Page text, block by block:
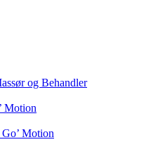
og Behandler
Motion
Motion